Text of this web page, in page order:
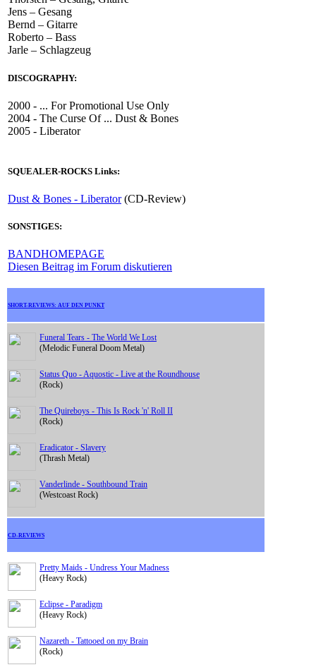
Jens – Gesang
Bernd – Gitarre
Roberto – Bass
Jarle – Schlagzeug
DISCOGRAPHY:
2000 - ... For Promotional Use Only
2004 - The Curse Of ... Dust & Bones
2005 - Liberator
SQUEALER-ROCKS Links:
Dust & Bones - Liberator(CD-Review)
SONSTIGES:
BANDHOMEPAGE
Diesen Beitrag im Forum diskutieren
SHORT-REVIEWS: AUF DEN PUNKT
Funeral Tears - The World We Lost
(Melodic Funeral Doom Metal)
Status Quo - Aquostic - Live at the Roundhouse
(Rock)
The Quireboys - This Is Rock 'n' Roll II
(Rock)
Eradicator - Slavery
(Thrash Metal)
Vanderlinde - Southbound Train
(Westcoast Rock)
CD-REVIEWS
Pretty Maids - Undress Your Madness
(Heavy Rock)
Eclipse - Paradigm
(Heavy Rock)
Nazareth - Tattooed on my Brain
(Rock)